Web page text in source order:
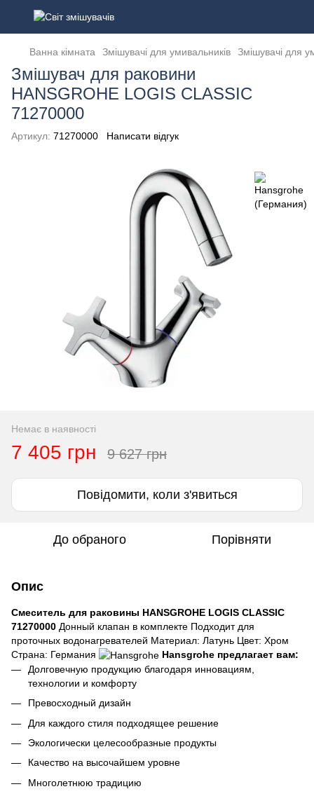
Ванна кімната Змішувачі для умивальників Змішувачі для
Змішувач для раковини
HANSGROHE LOGIS CLASSIC
71270000
Артикул: 71270000 Написати відгук
Немає в наявності
7 405 грн 9 627 грн
Повідомити, коли з'явиться
До обраного Порівняти
Опис
Смеситель для раковины HANSGROHE LOGIS CLASSIC
71270000 Донный клапан в комплекте Подходит для
проточных водонагревателей Материал: Латунь Цвет: Хром
Страна: Германия
Hansgrohe предлагает вам:
Долговечную продукцию благодаря инновациям,
технологии и комфорту
Превосходный дизайн
Для каждого стиля подходящее решение
Экологически целесообразные продукты
Качество на высочайшем уровне
Многолетнюю традицию